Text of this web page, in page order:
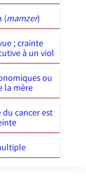
(mamzer)
; crainte
à un viol
ou
la mère
cancer est